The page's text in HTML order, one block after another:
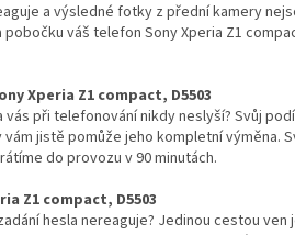
a výsledné fotky z přední kamery
váš telefon Sony Xperia Z1
Xperia Z1 compact, D5503
při telefonování nikdy neslyší? Svůj
jistě pomůže jeho kompletní výměna.
do provozu v 90 minutách.
Z1 compact, D5503
hesla nereaguje? Jedinou cestou